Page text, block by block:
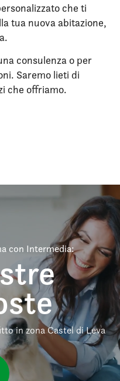
che ti
tua nuova abitazione,
consulenza o per
Saremo lieti di
che offriamo.
con Intermedia:
in zona Castel di Leva